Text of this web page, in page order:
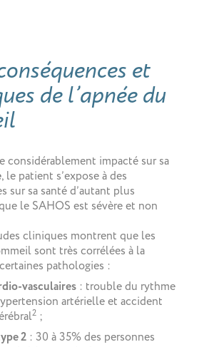
et
de l’apnée du
considérablement impacté sur sa
, le patient s’expose à des
sur sa santé d’autant plus
le SAHOS est sévère et non
cliniques montrent que les
sont très corrélées à la
pathologies :
vasculaires : trouble du rythme
artérielle et accident
2 ;
2 : 30 à 35% des personnes